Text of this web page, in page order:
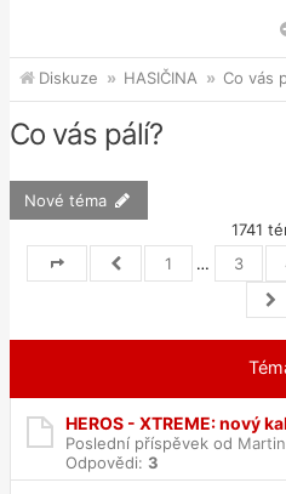
Diskuze HASIČINA Co vás
Co vás pálí?
Nové téma
1741
Stránka5z70
Předchozí
1 … 3
HEROS - XTREME: nový
Poslední příspěvek od
Odpovědi: 3